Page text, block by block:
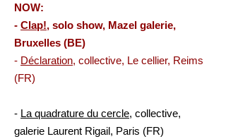
NOW:
- Clap!, solo show, Mazel galerie,
Bruxelles (BE)
- Déclaration, collective, Le cellier, Reims
(FR)
- La quadrature du cercle, collective,
galerie Laurent Rigail, Paris (FR)